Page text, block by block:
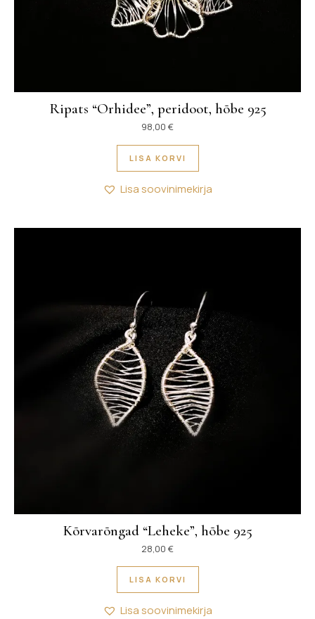
Ripats “Orhidee”, peridoot, hõbe 925
98,00 €
LISA KORVI
Lisa soovinimekirja
Kõrvarõngad “Leheke”, hõbe 925
28,00 €
LISA KORVI
Lisa soovinimekirja